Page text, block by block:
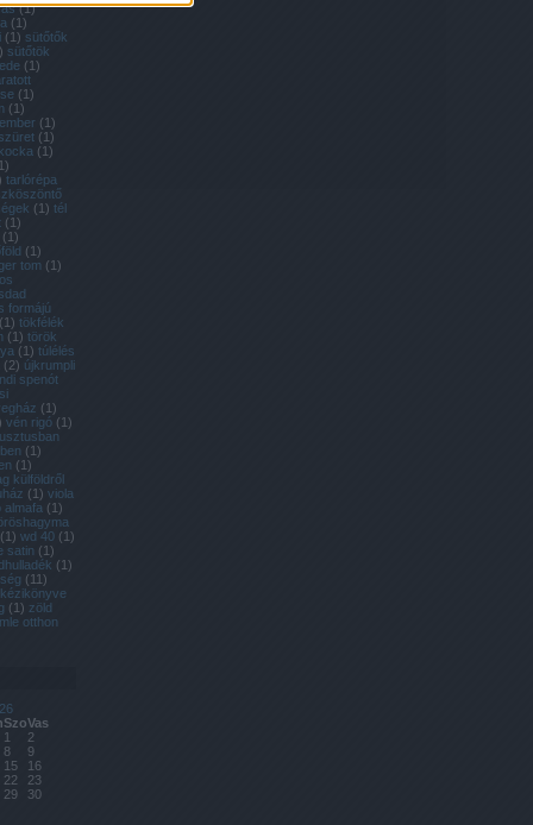
(1)
(1)
(1) sütőtők
) sütőtök
(1)
(1)
(1)
(1)
szüret (1)
(1)
1)
tarlórépa
(1) tél
(1)
(1)
(1)
tom (1)
formájú
(1) tökfélék
(1) török
(1) túlélés
(2) újkrumpli
spenót
(1)
vén rigó (1)
(1)
(1)
külföldről
(1) viola
almafa (1)
(1) wd 40 (1)
satin (1)
(1)
(11)
(1) zöld
otthon
SzoVas
1
2
8
9
15
16
22
23
29
30